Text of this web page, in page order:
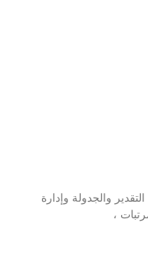
والجدولة وإدارة
،